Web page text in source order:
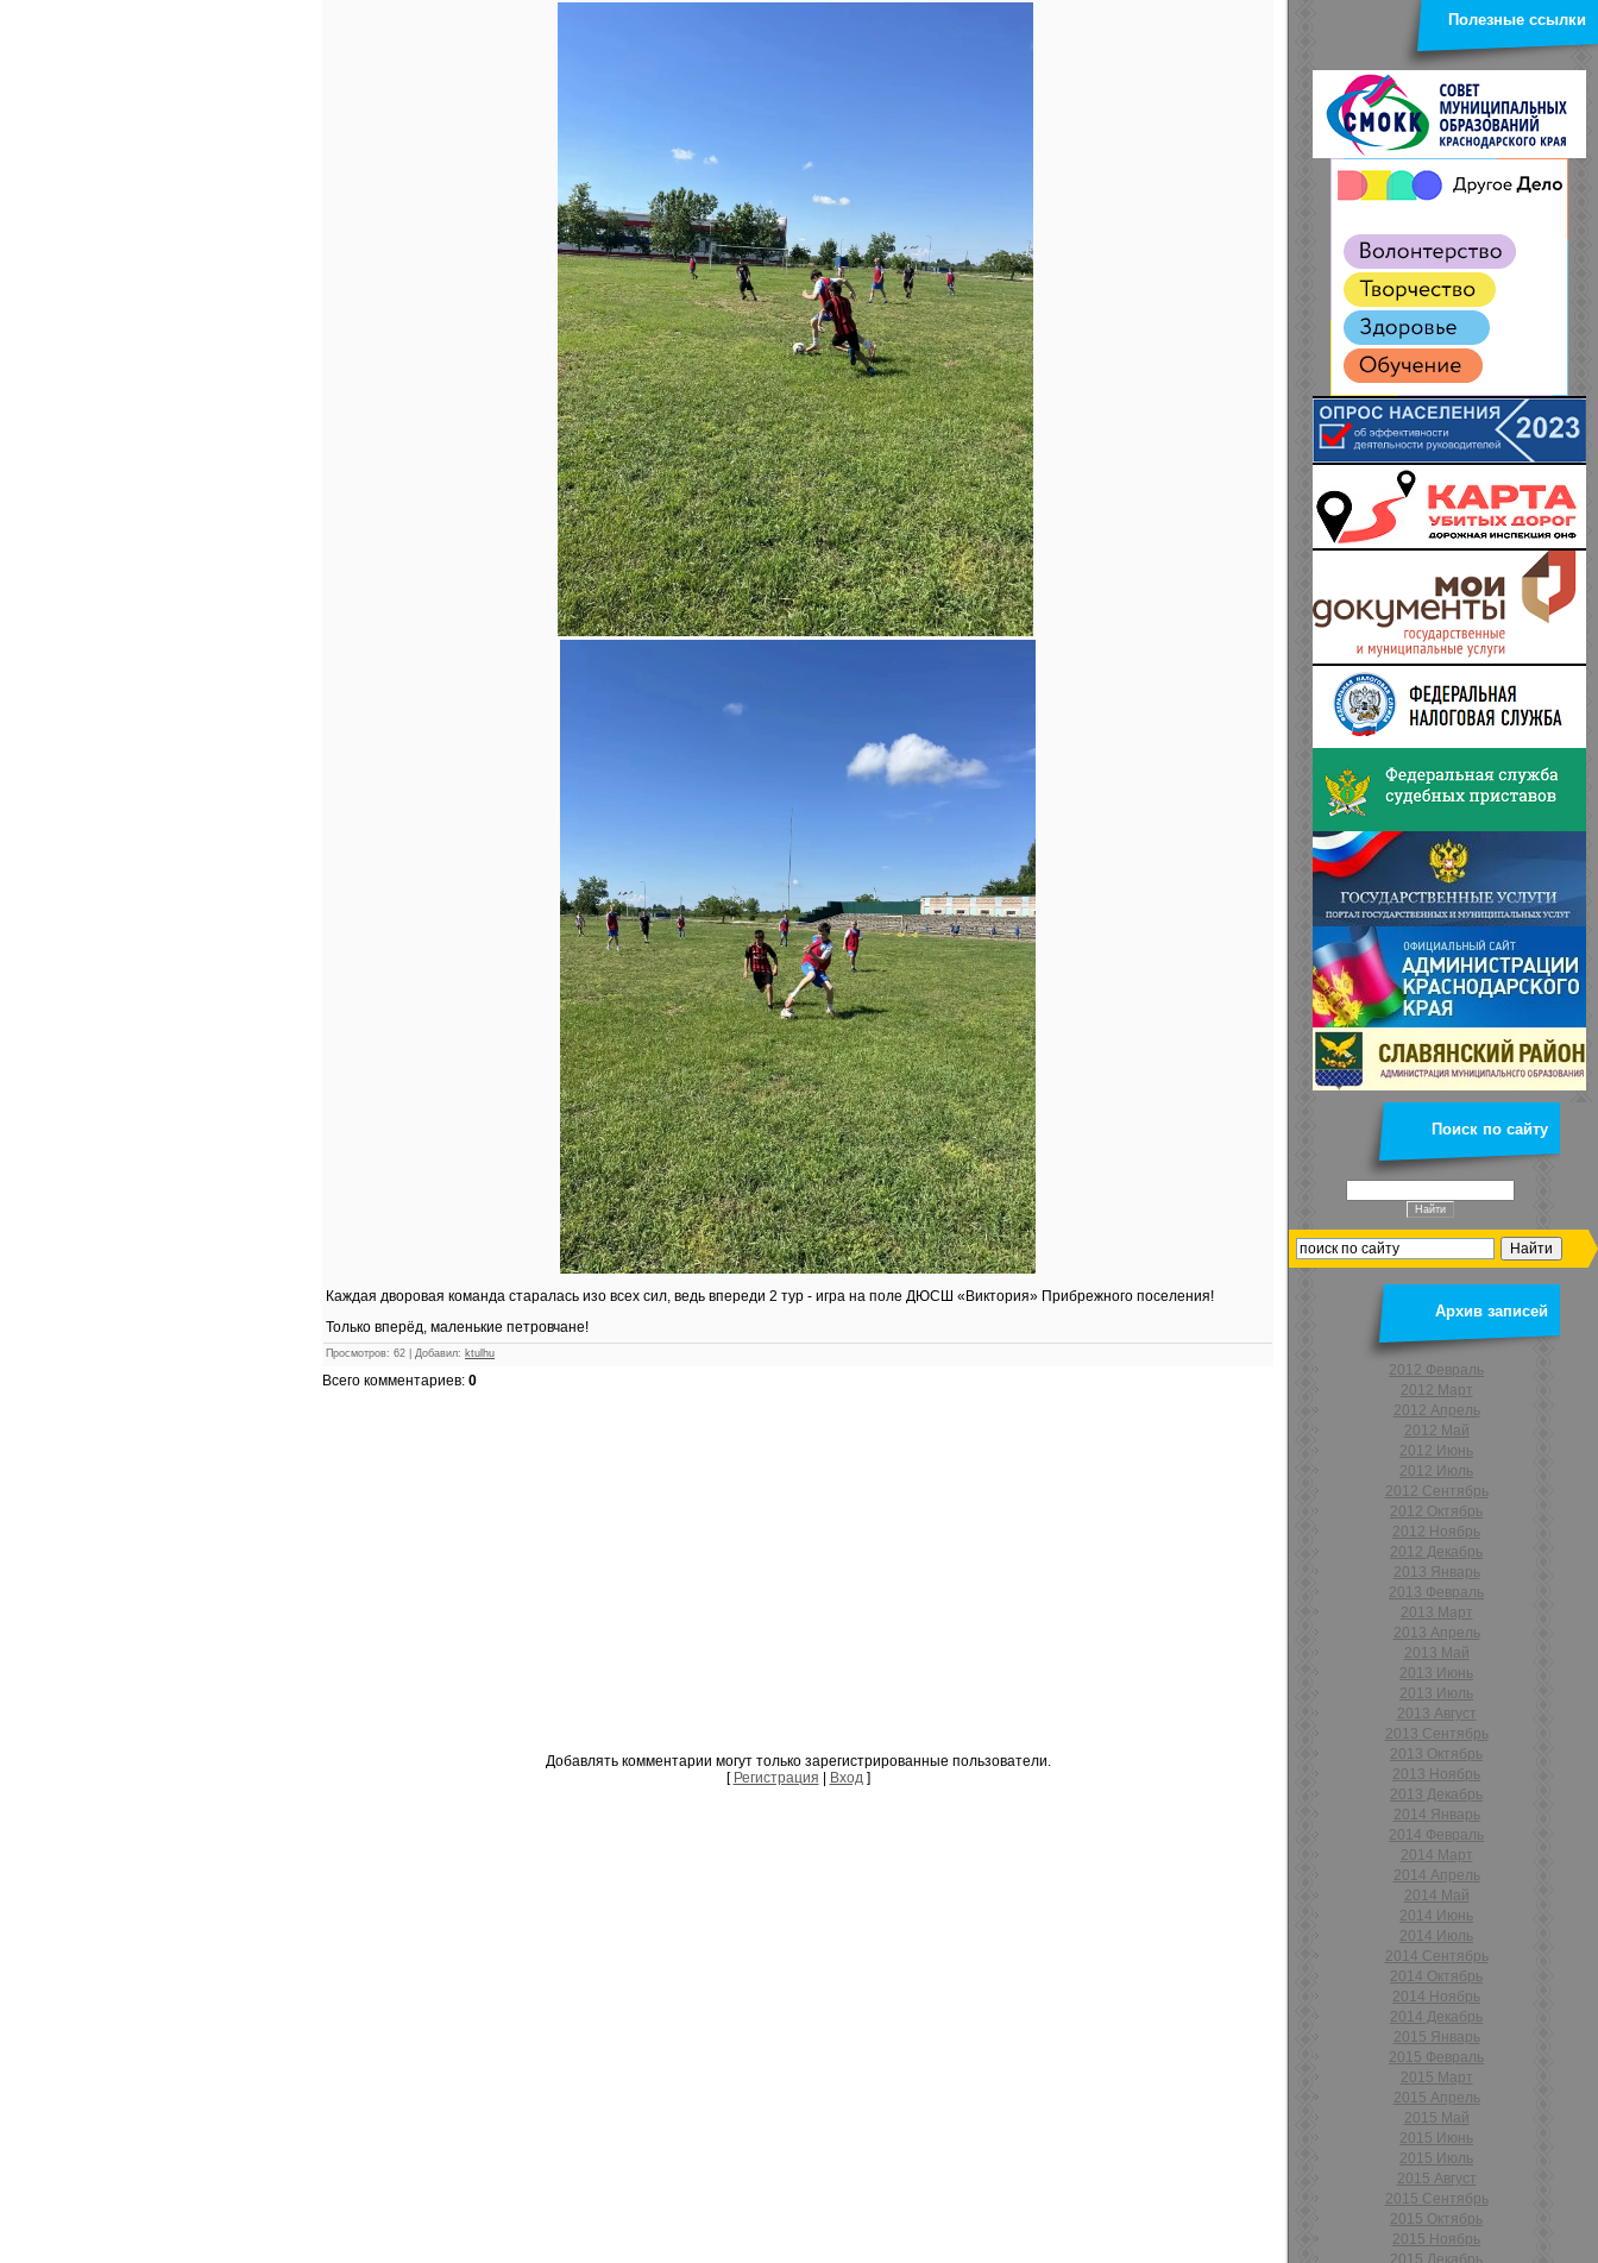
Каждая дворовая команда старалась изо всех сил, ведь впереди 2 тур - игра на поле ДЮСШ «Виктория» Прибрежного поселения!
Только вперёд, маленькие петровчане!
Просмотров: 62 Добавил: ktulhu
Всего комментариев: 0
Добавлять комментарии могут только зарегистрированные пользователи.
[ Регистрация Вход]
Полезные ссылки
Поиск по сайту
Архив записей
2012 Февраль
2012 Март
2012 Апрель
2012 Май
2012 Июнь
2012 Июль
2012 Сентябрь
2012 Октябрь
2012 Ноябрь
2012 Декабрь
2013 Январь
2013 Февраль
2013 Март
2013 Апрель
2013 Май
2013 Июнь
2013 Июль
2013 Август
2013 Сентябрь
2013 Октябрь
2013 Ноябрь
2013 Декабрь
2014 Январь
2014 Февраль
2014 Март
2014 Апрель
2014 Май
2014 Июнь
2014 Июль
2014 Сентябрь
2014 Октябрь
2014 Ноябрь
2014 Декабрь
2015 Январь
2015 Февраль
2015 Март
2015 Апрель
2015 Май
2015 Июнь
2015 Июль
2015 Август
2015 Сентябрь
2015 Октябрь
2015 Ноябрь
2015 Декабрь